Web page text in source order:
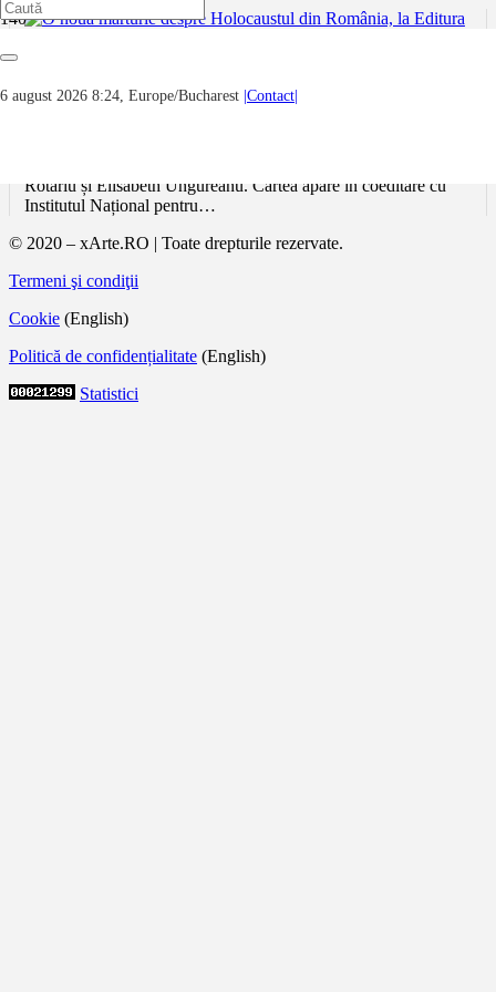
6 august 2026 8:24, Europe/Bucharest |Contact|
O nouă mărturie despre Holocaustul din
România, la Editura Polirom
Rotariu și Elisabeth Ungureanu. Cartea apare în coeditare cu
Institutul Național pentru…
© 2020 – xArte.RO | Toate drepturile rezervate.
Termeni şi condiţii
Cookie (English)
Politică de confidențialitate (English)
Statistici